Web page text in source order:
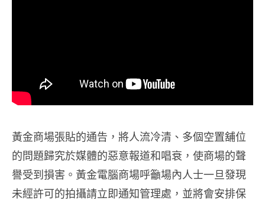
黃金商場張貼的通告，將人流冷清、多個空置舖位
的問題歸究於媒體的惡意報道和唱衰，使商場的聲
譽受到損害。黃金電腦商場呼籲場內人士一旦發現
未經許可的拍攝請立即通知管理處，並將會安排保